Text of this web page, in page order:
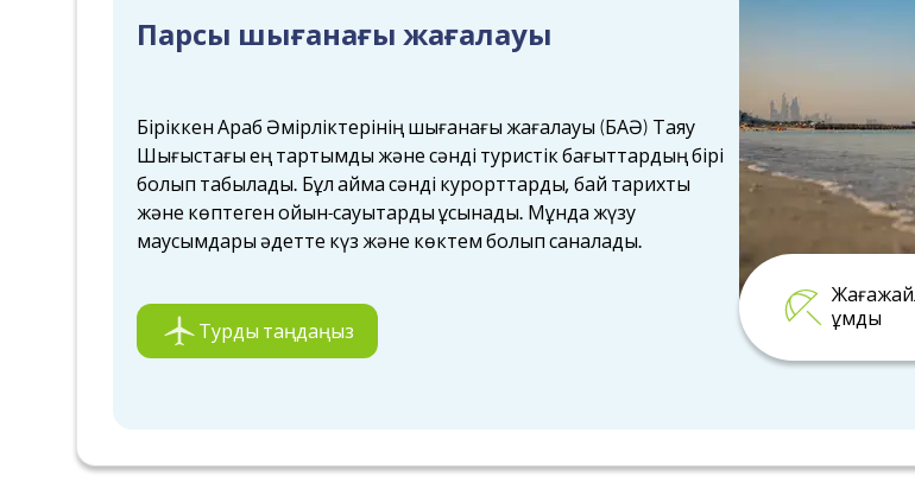
Парсы шығанағы жағалауы
Біріккен Араб Әмірліктерінің шығанағы жағалауы (БАӘ) Таяу
Шығыстағы ең тартымды және сәнді туристік бағыттардың бірі
болып табылады. Бұл аймақ сәнді курорттарды, бай тарихты
және көптеген ойын-сауықтарды ұсынады. Мұнда жүзу
маусымдары әдетте күз және көктем болып саналады.
Турды таңдаңыз
құмды